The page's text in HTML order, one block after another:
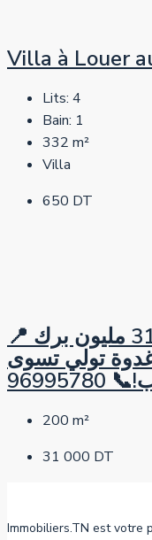
Villa à Louer
Lits: 4
Bain: 1
332 m²
Villa
650 DT
📍 اشري وارتاح، أرضك بـ31 مليون برك
تولي تسوى
200 m²
31 000 DT
Immobiliers.TN est votre